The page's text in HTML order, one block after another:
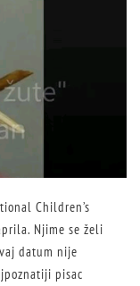
Children’s
Njime se želi
datum nije
pisac